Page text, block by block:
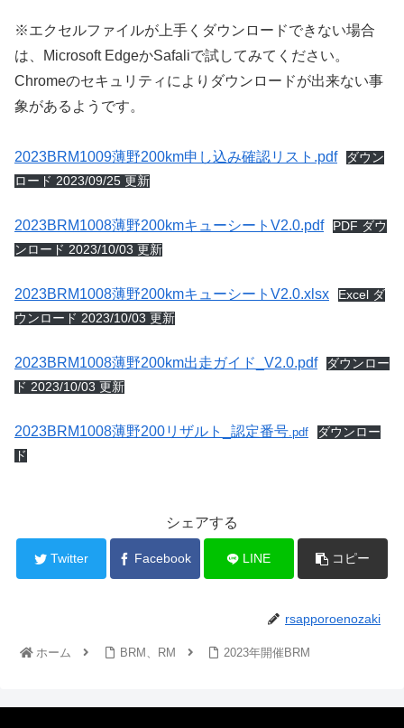
※エクセルファイルが上手くダウンロードできない場合
は、Microsoft EdgeかSafaliで試してみてください。
Chromeのセキュリティによりダウンロードが出来ない事
象があるようです。
2023BRM1009薄野200km申し込み確認リスト.pdf
ダウン
ロード 2023/09/25 更新
2023BRM1008薄野200kmキューシートV2.0.pdf
PDF ダウ
ンロード 2023/10/03 更新
2023BRM1008薄野200kmキューシートV2.0.xlsx
Excel ダ
ウンロード 2023/10/03 更新
2023BRM1008薄野200km出走ガイド_V2.0.pdf
ダウンロー
ド 2023/10/03 更新
2023BRM1008薄野200リザルト_認定番号.pdf
ダウンロー
ド
シェアする
Twitter Facebook LINE コピー
rsapporoenozaki
ホーム BRM、RM 2023年開催BRM